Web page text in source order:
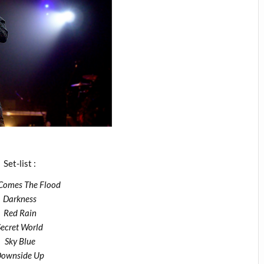
Set-list :
The Flood
Darkness
Red Rain
World
Sky Blue
Up